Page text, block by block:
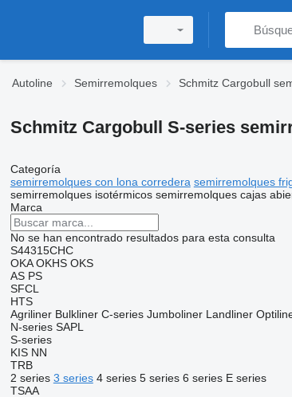
Autoline Semirremolques Schmitz Cargobull
Schmitz Cargobull S-series
Categoría
semirremolques con lona corredera semirremolques
semirremolques isotérmicos semirremolques cajas
Marca
No se han encontrado resultados para esta consulta
S44315CHC
OKA OKHS OKS
AS PS
SFCL
HTS
Agriliner Bulkliner C-series Jumboliner Landliner
N-series SAPL
S-series
KIS NN
TRB
2 series 3 series 4 series 5 series 6 series E series
TSAA